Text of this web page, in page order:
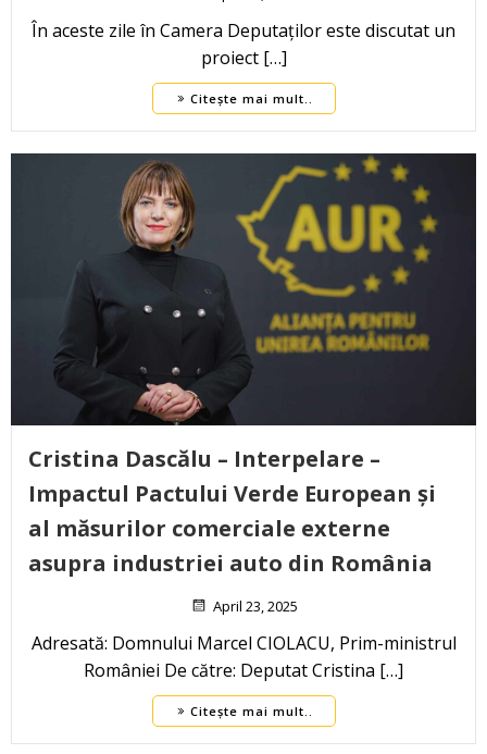
În aceste zile în Camera Deputaților este discutat un
proiect […]
Citește mai mult..
Cristina Dascălu – Interpelare –
Impactul Pactului Verde European și
al măsurilor comerciale externe
asupra industriei auto din România
April 23, 2025
Adresată: Domnului Marcel CIOLACU, Prim-ministrul
României De către: Deputat Cristina […]
Citește mai mult..